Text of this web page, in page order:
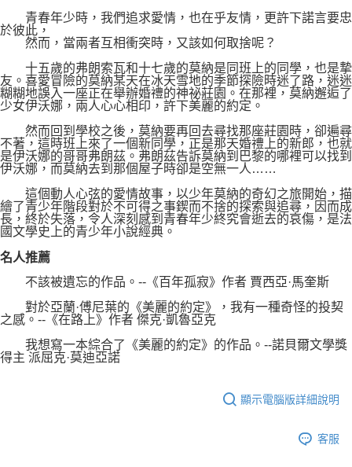
青春年少時，我們追求愛情，也在乎友情，更許下諾言要忠
於彼此，
然而，當兩者互相衝突時，又該如何取捨呢？
十五歲的弗朗索瓦和十七歲的莫納是同班上的同學，也是摯
友。喜愛冒險的莫納某天在冰天雪地的季節探險時迷了路，迷迷
糊糊地誤入一座正在舉辦婚禮的神祕莊園。在那裡，莫納邂逅了
少女伊沃娜，兩人心心相印，許下美麗的約定。
然而回到學校之後，莫納要再回去尋找那座莊園時，卻遍尋
不著，這時班上來了一個新同學，正是那天婚禮上的新郎，也就
是伊沃娜的哥哥弗朗茲。弗朗茲告訴莫納到巴黎的哪裡可以找到
伊沃娜，而莫納去到那個屋子時卻是空無一人……
這個動人心弦的愛情故事，以少年莫納的奇幻之旅開始，描
繪了青少年階段對於不可得之事鍥而不捨的探索與追尋，因而成
長，終於失落，令人深刻感到青春年少終究會逝去的哀傷，是法
國文學史上的青少年小說經典。
名人推薦
不該被遺忘的作品。--《百年孤寂》作者 賈西亞·馬奎斯
對於亞蘭·傅尼葉的《美麗的約定》，我有一種奇怪的投契
之感。--《在路上》作者 傑克·凱魯亞克
我想寫一本綜合了《美麗的約定》的作品。--諾貝爾文學獎
得主 派屈克·莫迪亞諾
顯示電腦版詳細說明
客服